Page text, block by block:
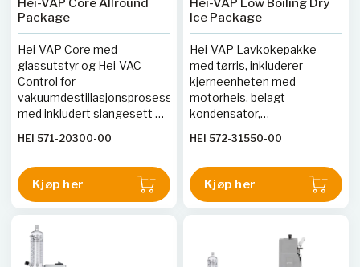
Hei-VAP Core Allround
Package
Hei-VAP Core med
glassutstyr og Hei-VAC
Control for
vakuumdestillasjonsprosesser
med inkludert slangesett og
HEI 571-20300-00
Kjøp her
Hei-VAP Low Boiling Dry
Ice Package
Hei-VAP Lavkokepakke
med tørris, inkluderer
kjerneenheten med
motorheis, belagt
kondensator,
kontroller og
HEI 572-31550-00
Kjøp her